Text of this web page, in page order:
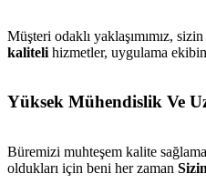
Müşteri odaklı yaklaşımımız,
kaliteli hizmetler, uygulama
Yüksek Mühendislik Ve
Büremizi muhteşem kalite
oldukları için beni her zaman